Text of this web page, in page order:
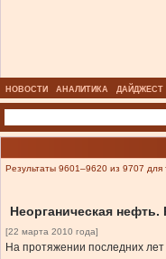
НОВОСТИ АНАЛИТИКА ДАЙДЖЕСТ
Результаты 9601–9620 из 9707 для
Неорганическая
[22 марта 2010 года]
На протяжении последних лет